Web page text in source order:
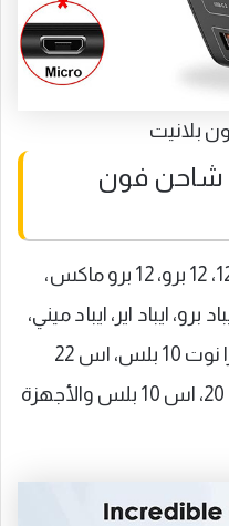
بلانيت
شاحن فون
ايفون 13، 13 برو، 13 برو ماكس، 12، 12 برو، 12 برو ماكس،
برو، ايباد اير، ايباد ميني،
سامسونج جالكسي نوت 20، الترا نوت 10 بلس، اس 22
بلس، اس 22، اس 21 بلس، اس 20، اس 10 بلس والأجهزة